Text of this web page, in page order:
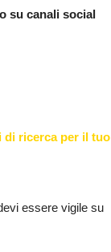
su canali social
di ricerca per il tuo
essere vigile su